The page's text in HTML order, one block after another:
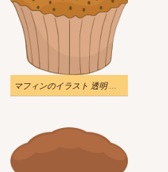
マフィンのイラスト 透明 ダウンロード